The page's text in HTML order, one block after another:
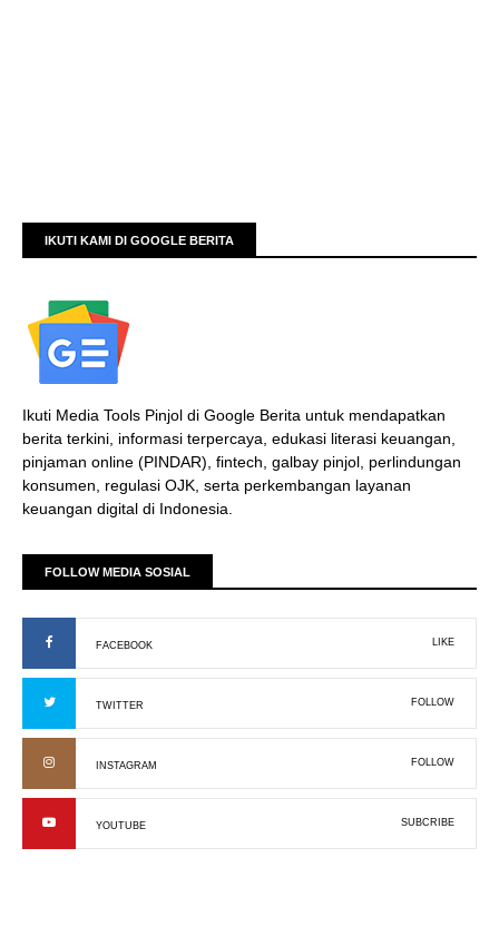
IKUTI KAMI DI GOOGLE BERITA
Ikuti Media Tools Pinjol di Google Berita untuk mendapatkan
berita terkini, informasi terpercaya, edukasi literasi keuangan,
pinjaman online (PINDAR), fintech, galbay pinjol, perlindungan
konsumen, regulasi OJK, serta perkembangan layanan
keuangan digital di Indonesia.
FOLLOW MEDIA SOSIAL
FACEBOOK LIKE
TWITTER FOLLOW
INSTAGRAM FOLLOW
YOUTUBE SUBCRIBE